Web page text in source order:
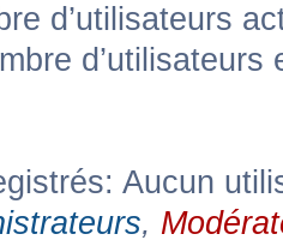
d’utilisateurs
Aucun
,